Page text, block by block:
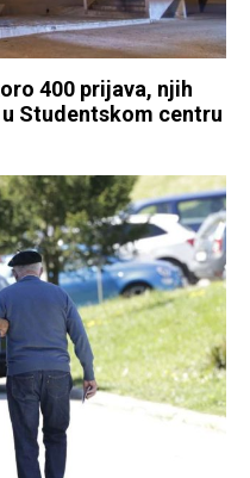
400 prijava, njih
Studentskom centru